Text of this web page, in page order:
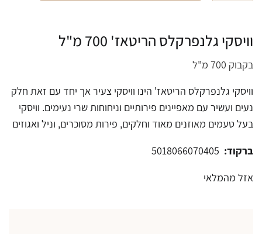
וויסקי גלנפרקלס הריטאז' 700 מ"ל
בקבוק 700 מ"ל
וויסקי גלנפרקלס הריטאז' הינו וויסקי צעיר אך יחד עם זאת חלק
נעים ועשיר עם מאפיינים פירותיים וניחוחות שרי נעימים. וויסקי
בעל טעמים מאוזנים מאוד וחלקים, פירות מסוכרים, וניל ואגוזים
ברקוד:
אזל מהמלאי